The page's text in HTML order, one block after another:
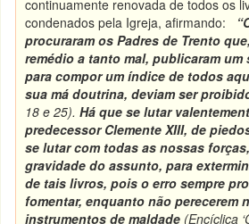
continuamente renovada de todos os
condenados pela Igreja, afirmando:
procuraram os Padres de Trento
remédio a tanto mal, publicaram
para compor um índice de todos
sua má doutrina, deviam ser
18 e 25). Há que se lutar
predecessor Clemente XIII, de
se lutar com todas as nossas
gravidade do assunto, para
de tais livros, pois o erro sempre
fomentar, enquanto não perecerem
instrumentos de maldade (Encíclica ‘